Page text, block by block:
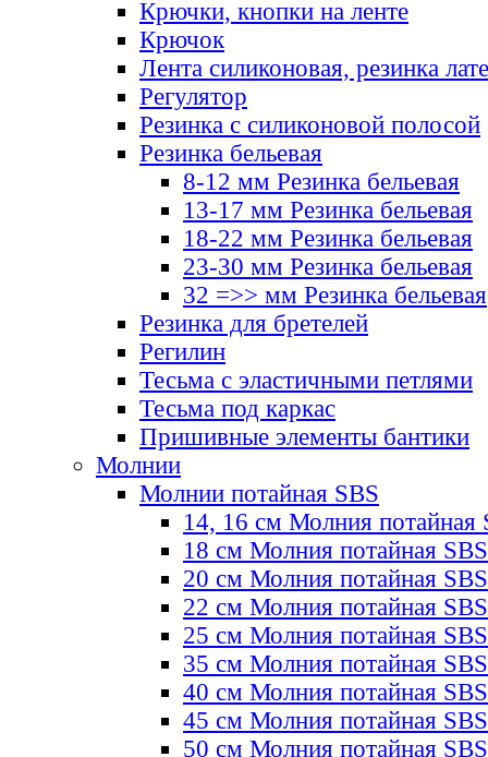
Крючки, кнопки на ленте
Крючок
Лента силиконовая, резинка
Регулятор
Резинка с силиконовой полосой
Резинка бельевая
8-12 мм Резинка бельевая
13-17 мм Резинка бельевая
18-22 мм Резинка бельевая
23-30 мм Резинка бельевая
32 =>> мм Резинка бельевая
Резинка для бретелей
Регилин
Тесьма с эластичными петлями
Тесьма под каркас
Пришивные элементы бантики
Молнии
Молнии потайная SBS
14, 16 см Молния потайная
18 см Молния потайная SBS
20 см Молния потайная SBS
22 см Молния потайная SBS
25 см Молния потайная SBS
35 см Молния потайная SBS
40 см Молния потайная SBS
45 см Молния потайная SBS
50 см Молния потайная SBS